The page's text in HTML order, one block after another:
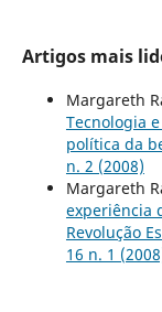
Artigos mais
Margareth
Tecnologia
política da
n. 2 (2008)
Margareth
experiência
Revolução
16 n. 1